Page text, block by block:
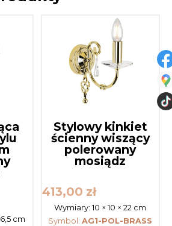
cm
Stylowy kinkiet
ścienny wiszący
polerowany
mosiądz
413,00 zł
Wymiary:10 × 10 × 22 cm
Symbol:AG1-POL-BRASS